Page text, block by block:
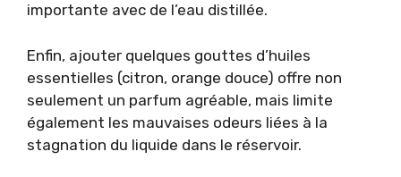
importante avec de l’eau distillée.
Enfin, ajouter quelques gouttes d’huiles
essentielles (citron, orange douce) offre non
seulement un parfum agréable, mais limite
également les mauvaises odeurs liées à la
stagnation du liquide dans le réservoir.